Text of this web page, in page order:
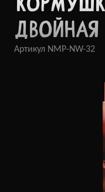
ДВОЙНАЯ
Артикул NMP-NW-32